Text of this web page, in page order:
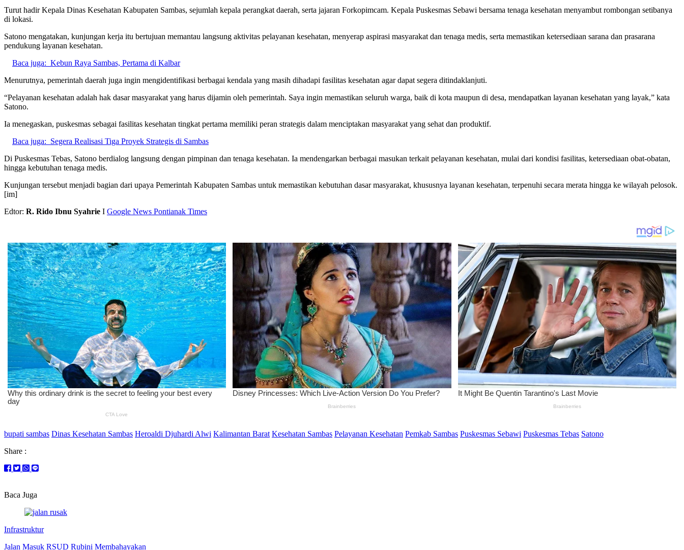
Turut hadir Kepala Dinas Kesehatan Kabupaten Sambas, sejumlah kepala perangkat daerah, serta jajaran Forkopimcam. Kepala Puskesmas Sebawi bersama tenaga kesehatan menyambut rombongan setibanya
di lokasi.
Satono mengatakan, kunjungan kerja itu bertujuan memantau langsung aktivitas pelayanan kesehatan, menyerap aspirasi masyarakat dan tenaga medis, serta memastikan ketersediaan sarana dan prasarana
pendukung layanan kesehatan.
Baca juga: Kebun Raya Sambas, Pertama di Kalbar
Menurutnya, pemerintah daerah juga ingin mengidentifikasi berbagai kendala yang masih dihadapi fasilitas kesehatan agar dapat segera ditindaklanjuti.
“Pelayanan kesehatan adalah hak dasar masyarakat yang harus dijamin oleh pemerintah. Saya ingin memastikan seluruh warga, baik di kota maupun di desa, mendapatkan layanan kesehatan yang layak,” kata
Satono.
Ia menegaskan, puskesmas sebagai fasilitas kesehatan tingkat pertama memiliki peran strategis dalam menciptakan masyarakat yang sehat dan produktif.
Baca juga: Segera Realisasi Tiga Proyek Strategis di Sambas
Di Puskesmas Tebas, Satono berdialog langsung dengan pimpinan dan tenaga kesehatan. Ia mendengarkan berbagai masukan terkait pelayanan kesehatan, mulai dari kondisi fasilitas, ketersediaan obat-obatan,
hingga kebutuhan tenaga medis.
Kunjungan tersebut menjadi bagian dari upaya Pemerintah Kabupaten Sambas untuk memastikan kebutuhan dasar masyarakat, khususnya layanan kesehatan, terpenuhi secara merata hingga ke wilayah pelosok.
[im]
Edtor: R. Rido Ibnu Syahrie I Google News Pontianak Times
bupati sambas Dinas Kesehatan Sambas Heroaldi Djuhardi Alwi Kalimantan Barat Kesehatan Sambas Pelayanan Kesehatan Pemkab Sambas Puskesmas Sebawi Puskesmas Tebas Satono
Share :
Baca Juga
Infrastruktur
Jalan Masuk RSUD Rubini Membahayakan